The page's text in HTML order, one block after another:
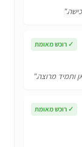
✓ רוכש מאומת
ותמיד מרוצה."
✓ רוכש מאומת